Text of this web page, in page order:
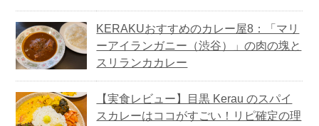
KERAKUおすすめのカレー屋8：「マリ
ーアイランガニー（渋谷）」の肉の塊と
スリランカカレー
【実食レビュー】目黒 Kerau のスパイ
スカレーはココがすごい！リピ確定の理